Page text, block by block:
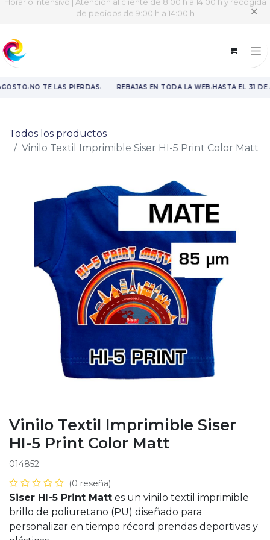
Horario intensivo | Atención al cliente de 8:00 h a 14:00 h y recogida
de pedidos de 9:00 h a 14:00 h
✕
·NO TE LAS PIERDAS· REBAJAS EN TODA LA WEB·HASTA EL 31 DE
Todos los productos
Vinilo Textil Imprimible Siser HI-5 Print Color Matt
Vinilo Textil Imprimible Siser
HI-5 Print Color Matt
014852
(0 reseña)
Siser HI-5 Print Matt es un vinilo textil imprimible
brillo de poliuretano (PU) diseñado para
personalizar en tiempo récord prendas deportivas y